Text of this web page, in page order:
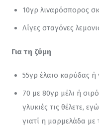
10γρ λιναρόσπορος
Λίγες σταγόνες
Για τη ζύμη
55γρ έλαιο καρύδας
70 με 80γρ μέλι ή
γλυκιές τις θέλετε,
γιατί η μαρμελάδα με